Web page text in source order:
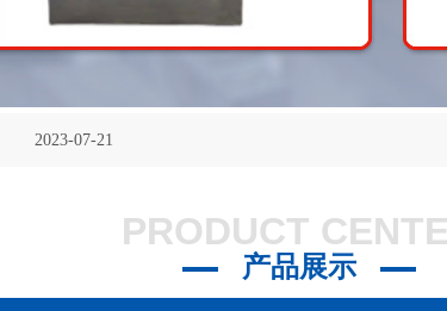
2023-07-21
2023-07-21
2023-07-21
PRODUCT
产品展示